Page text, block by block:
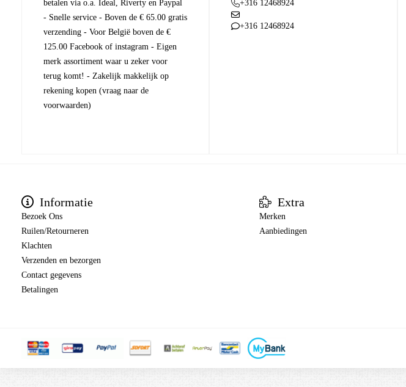
betalen via o.a. Ideal, Riverty en Paypal
- Snelle service - Boven de € 65.00 gratis
verzending - Voor België boven de €
125.00 Facebook of instagram - Eigen
merk assortiment waar u zeker voor
terug komt! - Zakelijk makkelijk op
rekening kopen (vraag naar de
voorwaarden)
+316 12468924
+316 12468924
Informatie
Bezoek Ons
Ruilen/Retourneren
Klachten
Verzenden en bezorgen
Contact gegevens
Betalingen
Extra
Merken
Aanbiedingen